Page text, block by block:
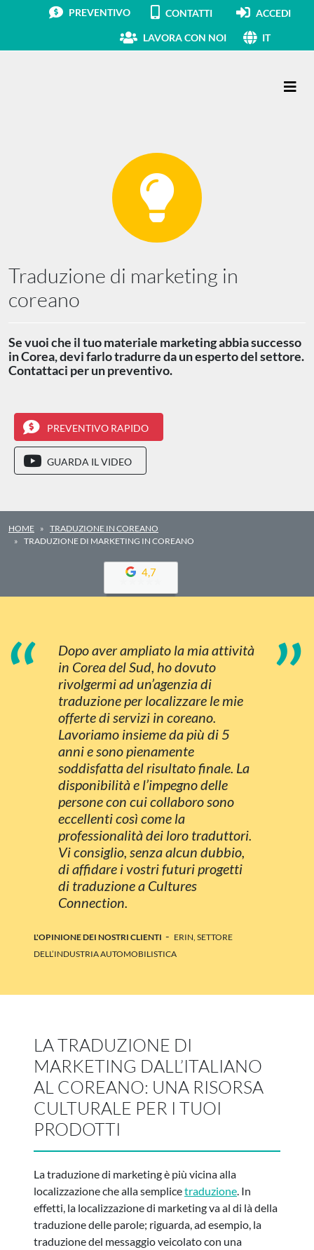
PREVENTIVO CONTATTI ACCEDI
LAVORA CON NOI IT
Traduzione di marketing in
coreano
Se vuoi che il tuo materiale marketing abbia successo
in Corea, devi farlo tradurre da un esperto del settore.
Contattaci per un preventivo.
PREVENTIVO RAPIDO
GUARDA IL VIDEO
HOME
TRADUZIONE IN COREANO
TRADUZIONE DI MARKETING IN COREANO
4,7
“
Dopo aver ampliato la mia attività
in Corea del Sud, ho dovuto
rivolgermi ad un’agenzia di
traduzione per localizzare le mie
offerte di servizi in coreano.
Lavoriamo insieme da più di 5
anni e sono pienamente
soddisfatta del risultato finale. La
disponibilità e l’impegno delle
persone con cui collaboro sono
eccellenti così come la
professionalità dei loro traduttori.
Vi consiglio, senza alcun dubbio,
di affidare i vostri futuri progetti
di traduzione a Cultures
Connection.
”
L'OPINIONE DEI NOSTRI CLIENTI - ERIN, SETTORE
DELL’INDUSTRIA AUTOMOBILISTICA
LA TRADUZIONE DI
MARKETING DALL’ITALIANO
AL COREANO: UNA RISORSA
CULTURALE PER I TUOI
PRODOTTI
La traduzione di marketing è più vicina alla
localizzazione che alla semplicetraduzione . In
effetti, la localizzazione di marketing va al di là della
traduzione delle parole; riguarda, ad esempio, la
traduzione del messaggio veicolato con una